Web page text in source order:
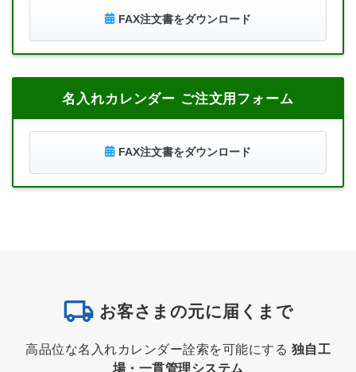
FAX注文書をダウンロード
名入れカレンダー ご注文用フォーム
FAX注文書をダウンロード
お客さまの元に届くまで
高品位な名入れカレンダー詮索を可能にする 独自工
場・一貫管理システム